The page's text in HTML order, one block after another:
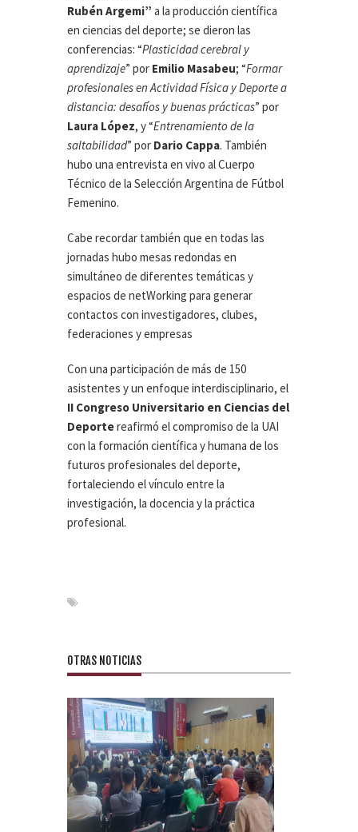
Rubén Argemi” a la producción científica
en ciencias del deporte; se dieron las
conferencias: “Plasticidad cerebral y
aprendizaje” por Emilio Masabeu; “Formar
profesionales en Actividad Física y Deporte a
distancia: desafíos y buenas prácticas” por
Laura López, y “Entrenamiento de la
saltabilidad” por Dario Cappa. También
hubo una entrevista en vivo al Cuerpo
Técnico de la Selección Argentina de Fútbol
Femenino.
Cabe recordar también que en todas las
jornadas hubo mesas redondas en
simultáneo de diferentes temáticas y
espacios de netWorking para generar
contactos con investigadores, clubes,
federaciones y empresas
Con una participación de más de 150
asistentes y un enfoque interdisciplinario, el
II Congreso Universitario en Ciencias del
Deportereafirmó el compromiso de la UAI
con la formación científica y humana de los
futuros profesionales del deporte,
fortaleciendo el vínculo entre la
investigación, la docencia y la práctica
profesional.
OTRAS NOTICIAS